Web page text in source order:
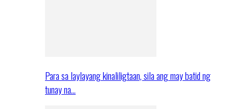
Para sa laylayang kinaliligtaan, sila ang may batid ng
tunay na…